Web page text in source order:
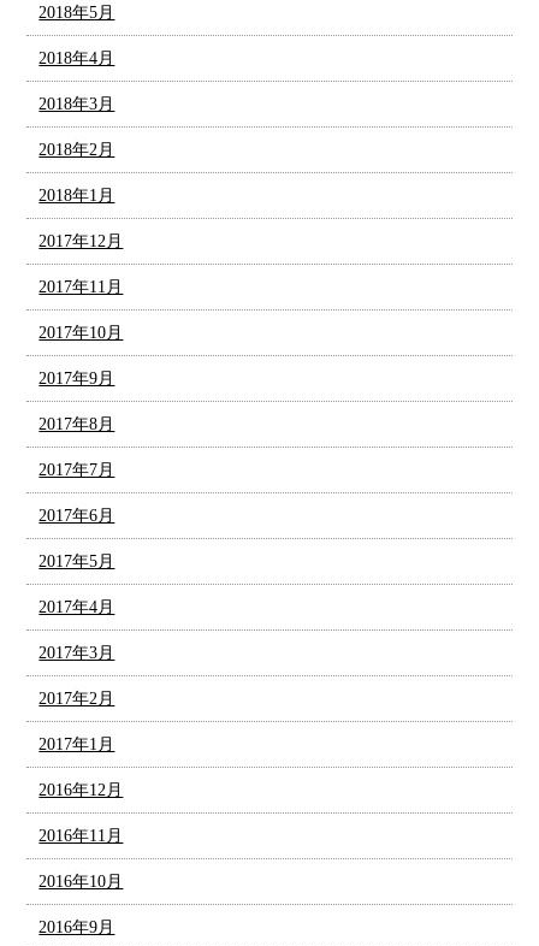
2018年5月
2018年4月
2018年3月
2018年2月
2018年1月
2017年12月
2017年11月
2017年10月
2017年9月
2017年8月
2017年7月
2017年6月
2017年5月
2017年4月
2017年3月
2017年2月
2017年1月
2016年12月
2016年11月
2016年10月
2016年9月